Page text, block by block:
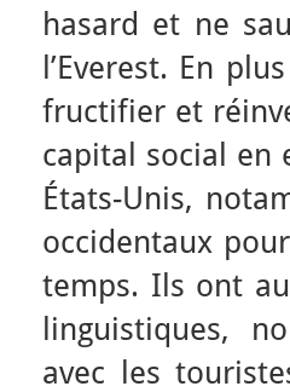
hasard et ne
l’Everest. En
fructifier et
capital social en
États-Unis,
occidentaux
temps. Ils ont
linguistiques,
avec les